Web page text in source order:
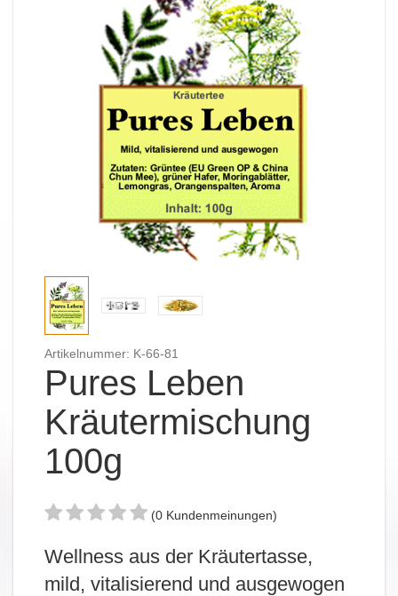
Artikelnummer: K-66-81
Pures Leben
Kräutermischung
100g
(0 Kundenmeinungen)
Wellness aus der Kräutertasse,
mild, vitalisierend und ausgewogen